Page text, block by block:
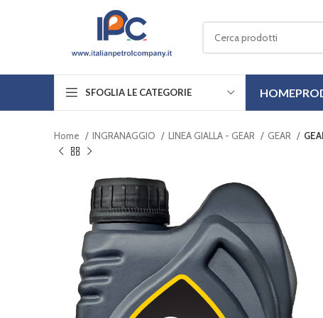
SFOGLIA LE CATEGORIE HOME
Home INGRANAGGIO LINEA GIALLA - GEAR GEAR